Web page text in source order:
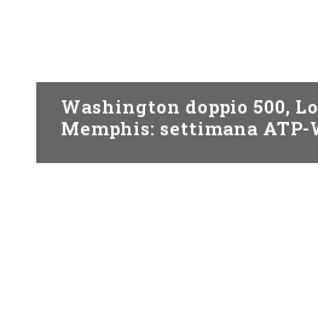
Washington doppio 500,
Memphis: settimana ATP-